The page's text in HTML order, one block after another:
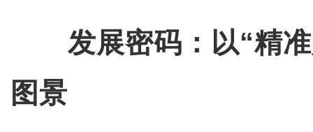
发展密码：以“精
图景